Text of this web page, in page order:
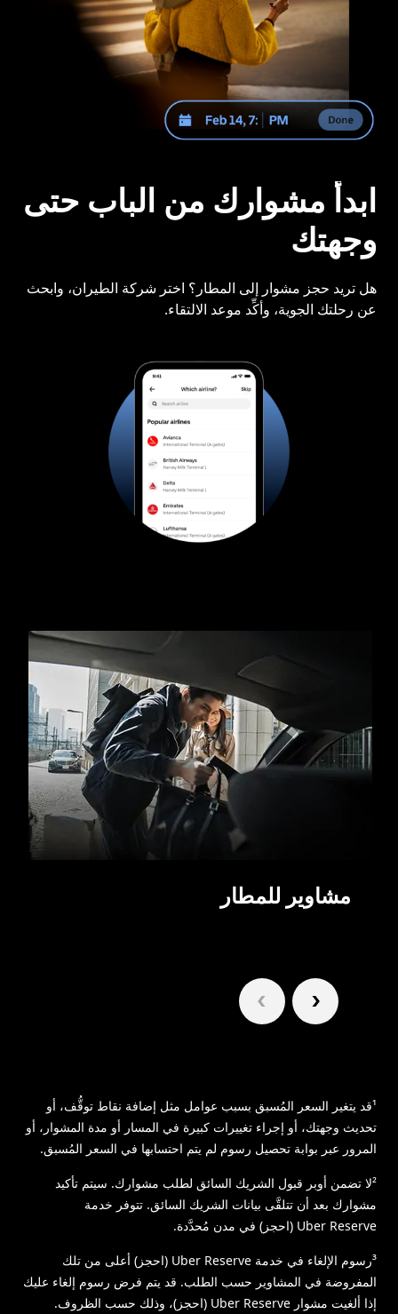
ابدأ مشوارك من الباب حتى
وجهتك
هل تريد حجز مشوار إلى المطار؟ اختر شركة الطيران، وابحث
عن رحلتك الجوية، وأكِّد موعد الالتقاء.
مشاوير للمطار
¹قد يتغير السعر المُسبق بسبب عوامل مثل إضافة نقاط توقُّف، أو
تحديث وجهتك، أو إجراء تغييرات كبيرة في المسار أو مدة المشوار، أو
المرور عبر بوابة تحصيل رسوم لم يتم احتسابها في السعر المُسبق.
²لا تضمن أوبر قبول الشريك السائق لطلب مشوارك. سيتم تأكيد
مشوارك بعد أن تتلقَّى بيانات الشريك السائق. تتوفر خدمة
Uber Reserve (احجز) في مدن مُحدَّدة.
³رسوم الإلغاء في خدمة Uber Reserve (احجز) أعلى من تلك
المفروضة في المشاوير حسب الطلب. قد يتم فرض رسوم إلغاء عليك
إذا ألغيت مشوار Uber Reserve (احجز)، وذلك حسب الظروف.